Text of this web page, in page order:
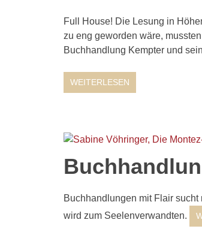
Full House! Die Lesung in
zu eng geworden wäre,
Buchhandlung Kempter und
WEITERLESEN
Buchhandlungen mit Flair
wird zum Seelenverwandten.